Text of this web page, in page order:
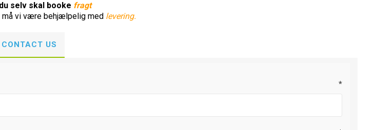
selv skal booke fragt
må vi være behjælpelig med levering.
CONTACT US
*